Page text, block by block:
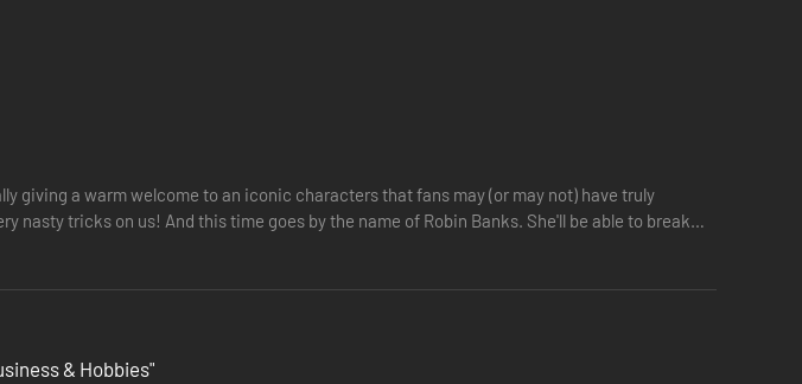
giving a warm welcome to an iconic characters that fans may (or may not) have truly
nasty tricks on us! And this time goes by the name of Robin Banks. She'll be able to break
& Hobbies"